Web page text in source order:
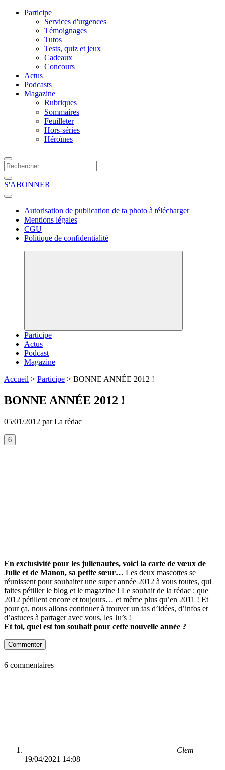
Participe
Services d'urgences
Témoignages
Tutos
Tests, quiz et jeux
Cadeaux
Concours
Actus
Podcasts
Magazine
Rubriques
Sommaires
Feuilleter
Hors-séries
Héroïnes
S'ABONNER
Autorisation de publication de ta photo à télécharger
Mentions légales
CGU
Politique de confidentialité
Participe
Actus
Podcast
Magazine
Accueil > Participe > BONNE ANNÉE 2012 !
BONNE ANNÉE 2012 !
05/01/2012 par La rédac
6
En exclusivité pour les julienautes, voici la carte de vœux de
Julie et de Manon, sa petite sœur… Les deux mascottes se
réunissent pour souhaiter une super année 2012 à vous toutes, qui
faites pétiller le blog et le magazine ! Le souhait de la rédac : que
2012 pétillent encore et toujours… et même plus qu’en 2011 ! Et
pour ça, nous allons continuer à trouver un tas d’idées, d’infos et
d’astuces à partager avec vous, les Ju’s !
Et toi, quel est ton souhait pour cette nouvelle année ?
Commenter
6 commentaires
Clem
19/04/2021 14:08